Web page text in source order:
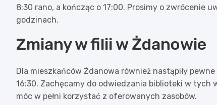
8:30 rano, a kończąc o 17:00. Prosimy o zwrócenie
godzinach.
Zmiany w filii w Żdanowie
Dla mieszkańców Żdanowa również nastąpiły
16:30. Zachęcamy do odwiedzania biblioteki w
móc w pełni korzystać z oferowanych zasobów.